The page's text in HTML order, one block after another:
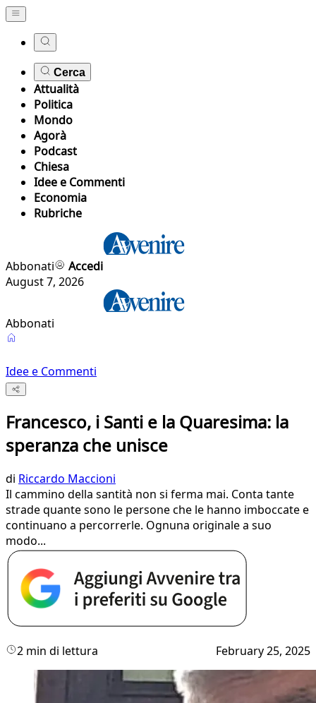
Cerca
Attualità
Politica
Mondo
Agorà
Podcast
Chiesa
Idee e Commenti
Economia
Rubriche
Abbonati
Accedi
August 7, 2026
Abbonati
Idee e Commenti
Francesco, i Santi e la Quaresima: la
speranza che unisce
di Riccardo Maccioni
Il cammino della santità non si ferma mai. Conta tante
strade quante sono le persone che le hanno imboccate e
continuano a percorrerle. Ognuna originale a suo
modo...
2 min di lettura February 25, 2025